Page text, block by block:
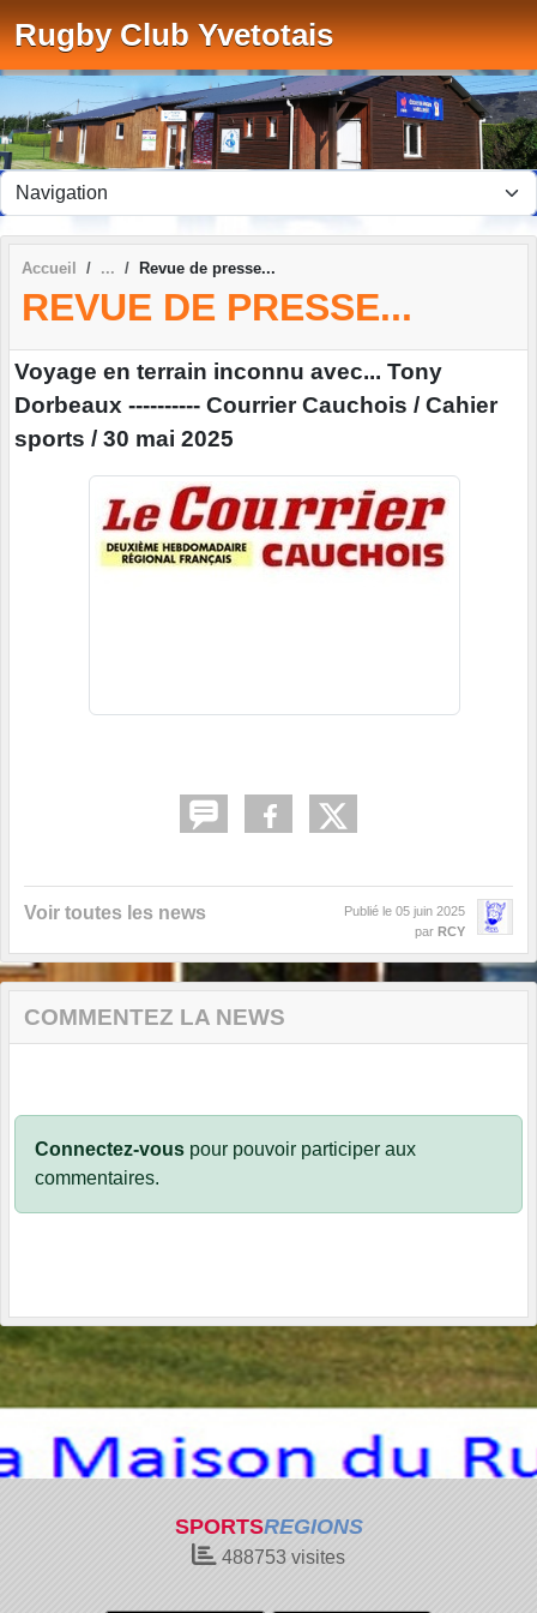
Rugby Club Yvetotais
Accueil Revue de presse...
REVUE DE PRESSE...
Voyage en terrain inconnu avec... Tony
Dorbeaux ---------- Courrier Cauchois / Cahier
sports / 30 mai 2025
Voir toutes les news Publié le 05 juin 2025
par RCY
COMMENTEZ LA NEWS
Connectez-vous pour pouvoir participer aux
commentaires.
SPORTSREGIONS
488753 visites